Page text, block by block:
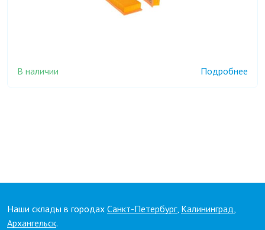
В наличии Подробнее
Наши склады в городах Санкт-Петербург, Калининград,
Архангельск.